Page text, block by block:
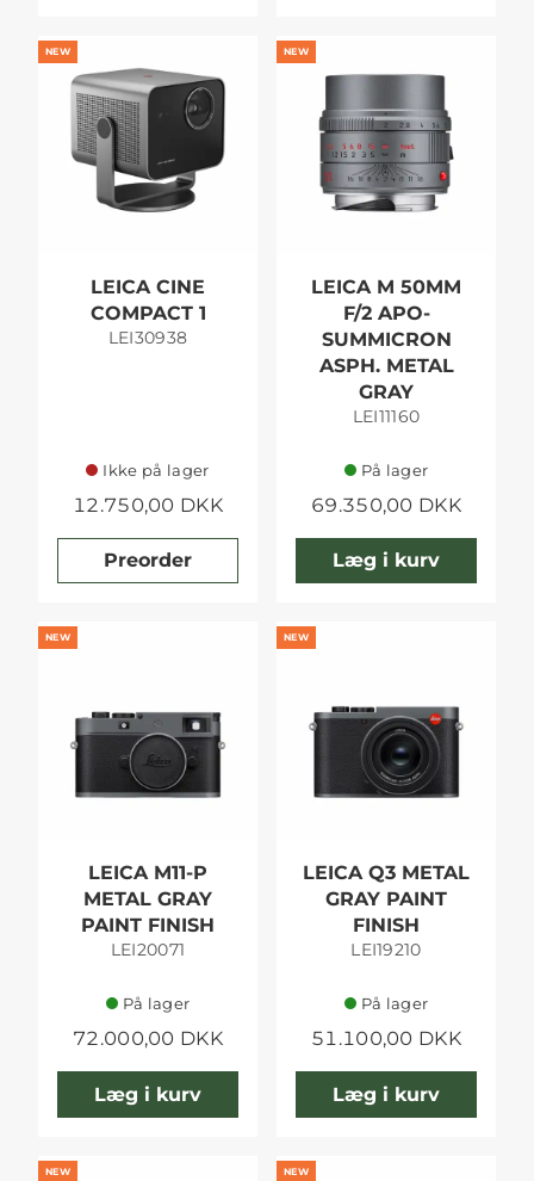
NEW
LEICA CINE
COMPACT 1
LEI30938
Ikke på lager
12.750,00 DKK
Preorder
NEW
LEICA M 50MM
F/2 APO-
SUMMICRON
ASPH. METAL
GRAY
LEI11160
På lager
69.350,00 DKK
Læg i kurv
NEW
LEICA M11-P
METAL GRAY
PAINT FINISH
LEI20071
På lager
72.000,00 DKK
Læg i kurv
NEW
LEICA Q3 METAL
GRAY PAINT
FINISH
LEI19210
På lager
51.100,00 DKK
Læg i kurv
NEW NEW